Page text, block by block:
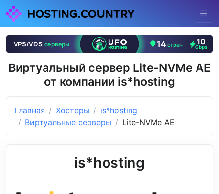
Виртуальный сервер Lite-NVMe AE
от компании is*hosting
Главная Хостеры
is*hosting
Виртуальные серверы
Lite-NVMe AE
is*hosting